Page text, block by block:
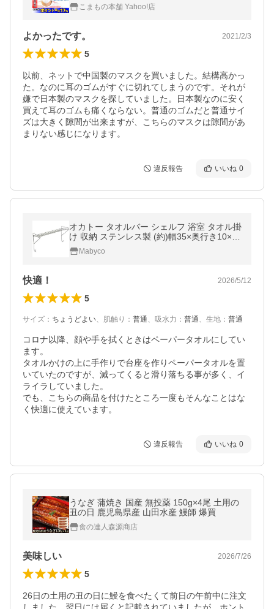
ズ [日テレZIP・テレ東WBSで紹介]
こまもの本舗 Yahoo!店
よかったです。 2021/2/3
5
以前、ネットで中国製のマスクを買いました。結構高かっ
た。なのに耳のゴムがすぐに切れてしまうのです。それが
嫌で日本製のマスクを探していました。日本製なのに安く
買えて耳のゴムも痛くならない。普通のゴムだと普通サイ
ズは大きく隙間が出来ますが、こちらのマスクは隙間があ
まりない感じになります。
違反報告 いいね 0
オカトー タオルバー シェルフ 浴室 タオル掛
け 収納 ステンレス製 (約)幅35×奥行き10×高
さ17cm
Mabyco
快適！ 2026/5/12
5
サイズ ： ちょうどよい、 肌触り ： 普通、 吸水力 ： 普通、 生地 ： 普通
コロナ以降、顔や手を拭くときはペーパータオルにしてい
ます。
タオルかけの上に手作りで台座を作りペーパータオルを置
いていたのですが、減ってくると滑り落ちる事が多く、イ
ライラしていました。
でも、こちらの商品を付けたところ一度もそんなことはな
く快適に使えています。
違反報告 いいね 0
うなぎ 蒲焼き 国産 無投薬 150g×4尾 土用の
丑の日 鹿児島県産 山田水産 鰻師 爆買
食の達人森源商店
美味しい 2026/7/26
5
26日の土用の丑の日に鰻を食べたくて前日の午前中に注文